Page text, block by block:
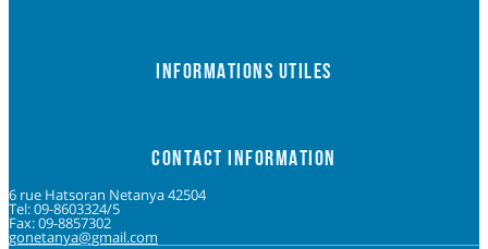
INFORMATIONS UTILES
CONTACT INFORMATION
6 rue Hatsoran Netanya 42504
Tel: 09-8603324/5
Fax: 09-8857302
gonetanya@gmail.com